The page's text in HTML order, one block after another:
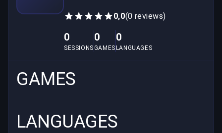
0,0(0 reviews)
0
SESSIONS
0
GAMES
0
LANGUAGES
GAMES
LANGUAGES